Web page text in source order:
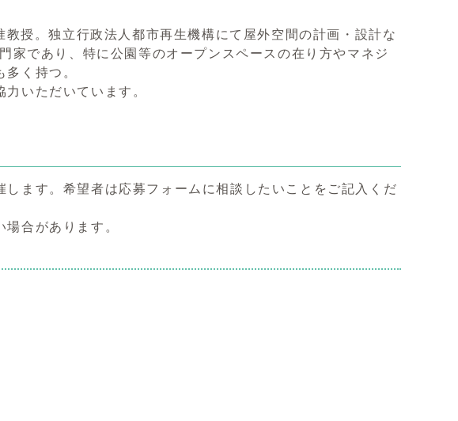
授。独立行政法人都市再生機構にて屋外空間の計画・設計な
家であり、特に公園等のオープンスペースの在り方やマネジ
く持つ。
いただいています。
ます。希望者は応募フォームに相談したいことをご記入くだ
合があります。